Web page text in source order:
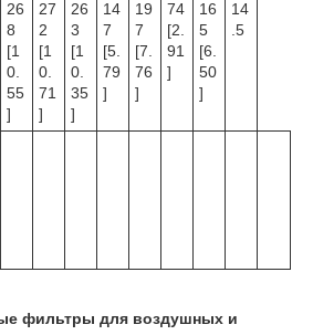
26
8
[1
0.
55
]
27
2
[1
0.
71
]
26
3
[1
0.
35
]
14
7
[5.
79
]
19
7
[7.
76
]
74
[2.
91
]
16
5
[6.
50
]
14
.5
фильтры для воздушных и